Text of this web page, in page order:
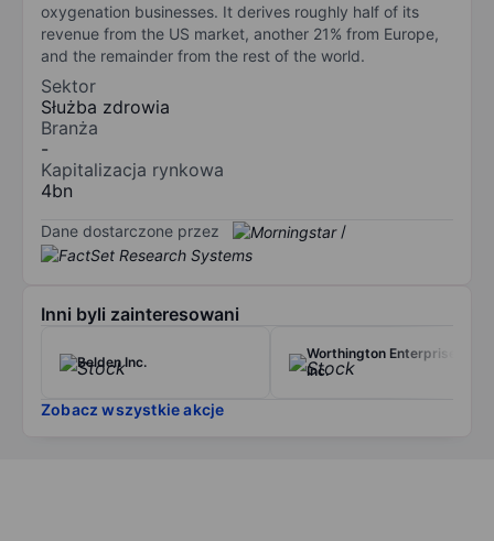
oxygenation businesses. It derives roughly half of its
revenue from the US market, another 21% from Europe,
and the remainder from the rest of the world.
Sektor
Służba zdrowia
Branża
-
Kapitalizacja rynkowa
4bn
Dane dostarczone przez /
Inni byli zainteresowani
Belden Inc.
Worthington Enterprises
Inc.
Zobacz wszystkie akcje